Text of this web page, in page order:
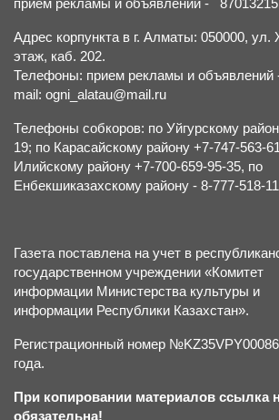
прием рекламы и объявлений -
Адрес корпункта в г. Алматы: 050000, ул.
этаж, каб. 202.
Телефоны: прием рекламы и объявлений
mail: ogni_alatau@mail.ru
Телефоны собкоров: по Уйгурскому
19; по Карасайскому району +7-747-563-
Илийскому району +7-700-659-95-35, по
Енбекшиказахскому району - 8-777-518-
Газета поставлена на учет в
государственном учреждении «Комитет
информации Министерства культуры и
информации Республики Казахстан».
Регистрационный номер
года.
При копировании материалов ссылка
обязательна!